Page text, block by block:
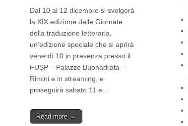
Dal 10 al 12 dicembre si svolgerà
la XIX edizione delle Giornate
della traduzione letteraria,
un’edizione speciale che si aprirà
venerdì 10 in presenza presso il
FUSP – Palazzo Buonadrata –
Rimini e in streaming, e
proseguirà sabato 11 e…
Read more →